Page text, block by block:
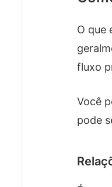
O que
fluxo
Você
pode